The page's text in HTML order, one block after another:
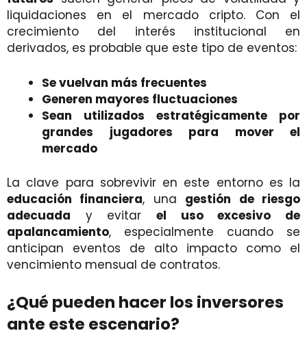
liquidaciones en el mercado cripto. Con el
crecimiento del interés institucional en
derivados, es probable que este tipo de eventos:
Se vuelvan más frecuentes
Generen mayores fluctuaciones
Sean utilizados estratégicamente por
grandes jugadores para mover el
mercado
La clave para sobrevivir en este entorno es la
educación financiera, una gestión de riesgo
adecuada y evitar el uso excesivo de
apalancamiento, especialmente cuando se
anticipan eventos de alto impacto como el
vencimiento mensual de contratos.
¿Qué pueden hacer los inversores
ante este escenario?